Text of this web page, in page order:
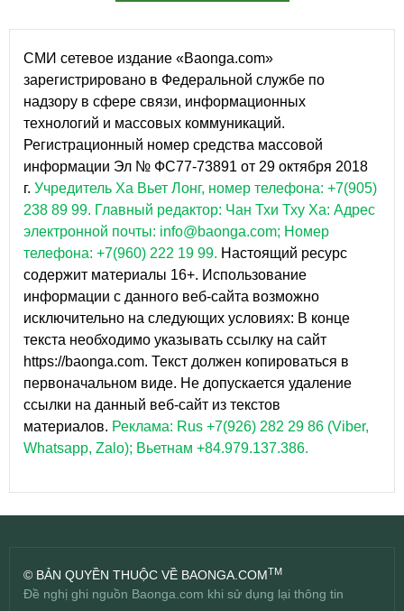
СМИ сетевое издание «Baonga.com»
зарегистрировано в Федеральной службе по
надзору в сфере связи, информационных
технологий и массовых коммуникаций.
Регистрационный номер средства массовой
информации Эл № ФС77-73891 от 29 октября 2018
г. Учредитель Ха Вьет Лонг, номер телефона: +7(905)
238 89 99. Главный редактор: Чан Тхи Тху Ха: Адрес
электронной почты: info@baonga.com; Номер
телефона: +7(960) 222 19 99. Настоящий ресурс
содержит материалы 16+. Использование
информации с данного веб-сайта возможно
исключительно на следующих условиях: В конце
текста необходимо указывать ссылку на сайт
https://baonga.com. Текст должен копироваться в
первоначальном виде. Не допускается удаление
ссылки на данный веб-сайт из текстов
материалов. Реклама: Rus +7(926) 282 29 86 (Viber,
Whatsapp, Zalo); Вьетнам +84.979.137.386.
© BẢN QUYỀN THUỘC VỀ BAONGA.COMTM
Đề nghị ghi nguồn Baonga.com khi sử dụng lại thông tin